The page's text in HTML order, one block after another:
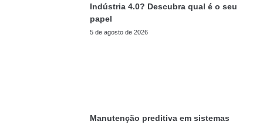
Indústria 4.0? Descubra qual é o seu
papel
5 de agosto de 2026
Manutenção preditiva em sistemas